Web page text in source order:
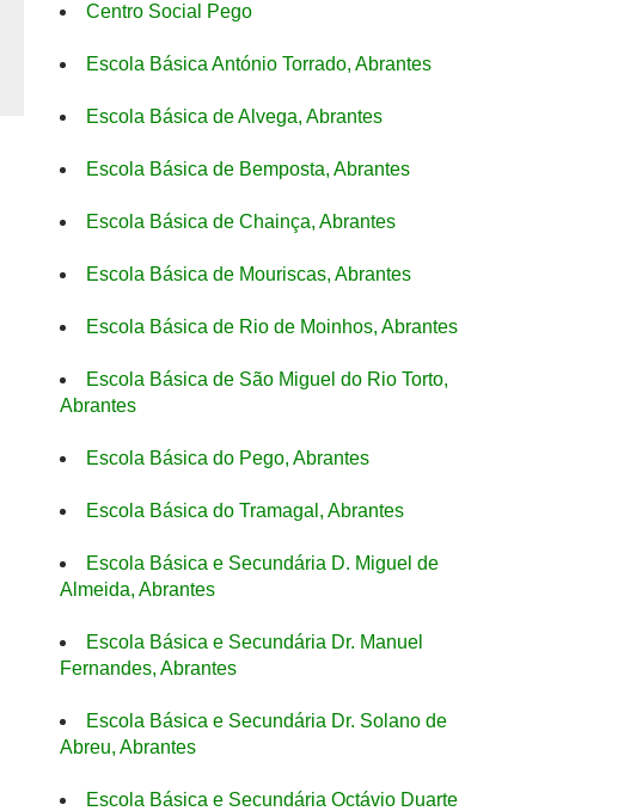
Centro Social Pego
Escola Básica António Torrado, Abrantes
Escola Básica de Alvega, Abrantes
Escola Básica de Bemposta, Abrantes
Escola Básica de Chainça, Abrantes
Escola Básica de Mouriscas, Abrantes
Escola Básica de Rio de Moinhos, Abrantes
Escola Básica de São Miguel do Rio Torto,
Abrantes
Escola Básica do Pego, Abrantes
Escola Básica do Tramagal, Abrantes
Escola Básica e Secundária D. Miguel de
Almeida, Abrantes
Escola Básica e Secundária Dr. Manuel
Fernandes, Abrantes
Escola Básica e Secundária Dr. Solano de
Abreu, Abrantes
Escola Básica e Secundária Octávio Duarte